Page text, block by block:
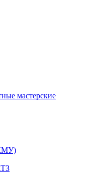
мастерские